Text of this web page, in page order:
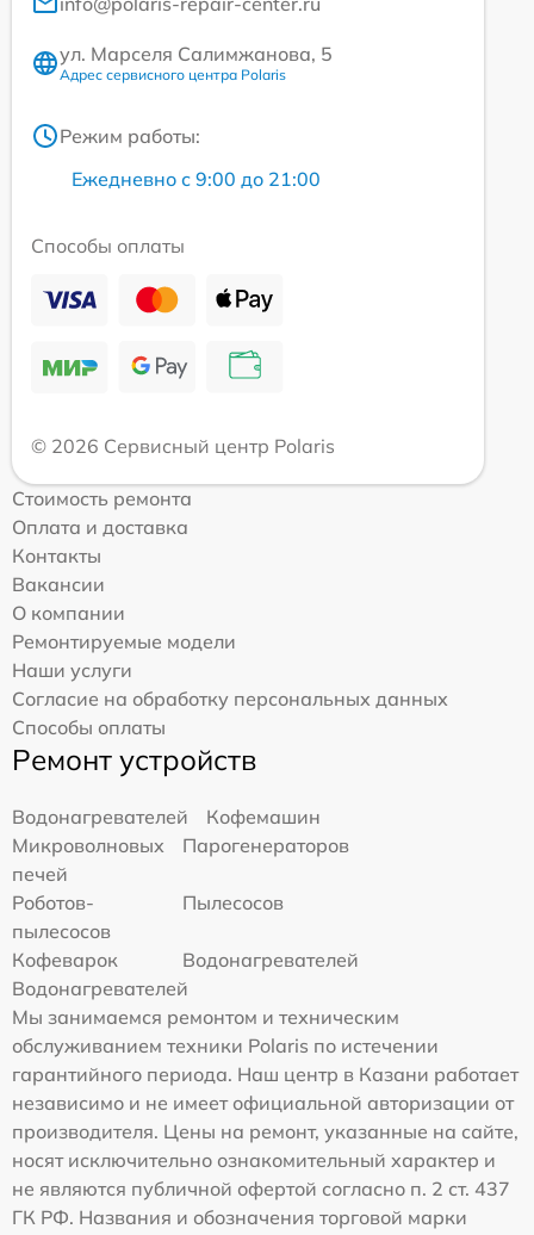
ул. Марселя Салимжанова, 5
Адрес сервисного центра Polaris
Режим работы:
Ежедневно с 9:00 до 21:00
Способы оплаты
© 2026 Сервисный центр Polaris
Стоимость ремонта
Оплата и доставка
Контакты
Вакансии
О компании
Ремонтируемые модели
Наши услуги
Согласие на обработку персональных данных
Способы оплаты
Ремонт устройств
Водонагревателей
Кофемашин
Микроволновых
печей
Парогенераторов
Роботов-
пылесосов
Пылесосов
Кофеварок
Водонагревателей
Водонагревателей
Мы занимаемся ремонтом и техническим
обслуживанием техники Polaris по истечении
гарантийного периода. Наш центр в Казани работает
независимо и не имеет официальной авторизации от
производителя. Цены на ремонт, указанные на сайте,
носят исключительно ознакомительный характер и
не являются публичной офертой согласно п. 2 ст. 437
ГК РФ. Названия и обозначения торговой марки